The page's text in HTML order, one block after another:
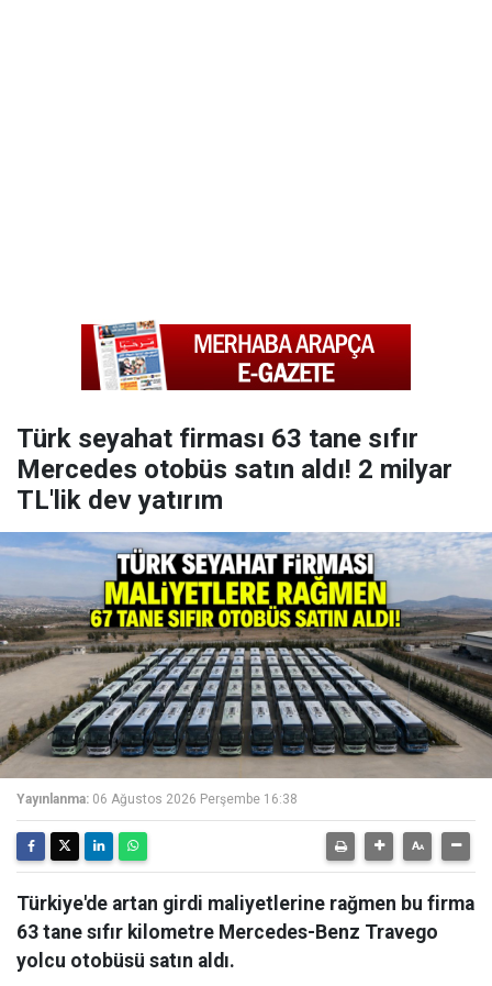
Türk seyahat firması 63 tane sıfır
Mercedes otobüs satın aldı! 2 milyar
TL'lik dev yatırım
Yayınlanma: 06 Ağustos 2026 Perşembe 16:38
Türkiye'de artan girdi maliyetlerine rağmen bu firma
63 tane sıfır kilometre Mercedes-Benz Travego
yolcu otobüsü satın aldı.